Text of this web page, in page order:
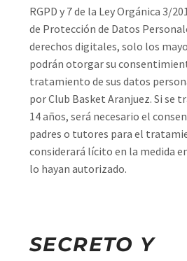
RGPD y 7 de la Ley Orgánica 3/
de Protección de Datos
derechos digitales, solo los
podrán otorgar su
tratamiento de sus datos
por Club Basket Aranjuez. Si se
14 años, será necesario el
padres o tutores para el
considerará lícito en la medida
lo hayan autorizado.
SECRETO Y